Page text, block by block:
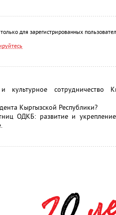
для зарегистрированных
культурное сотрудничество
Кыргызской Республики?
ОДКБ: развитие и